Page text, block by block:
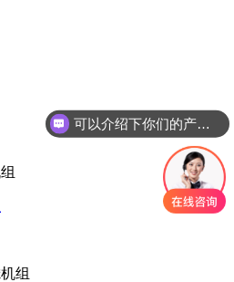
可以介绍下你们的产品么